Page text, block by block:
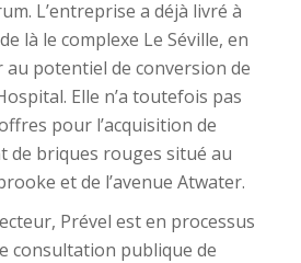
L’entreprise a déjà livré à
là le complexe Le Séville, en
au potentiel de conversion de
Elle n’a toutefois pas
pour l’acquisition de
de briques rouges situé au
et de l’avenue Atwater.
Prével est en processus
consultation publique de